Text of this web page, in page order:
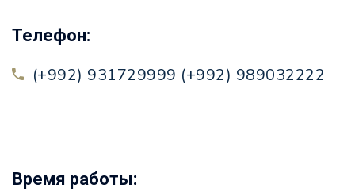
Телефон:
(+992) 931729999 (+992) 989032222
Время работы: